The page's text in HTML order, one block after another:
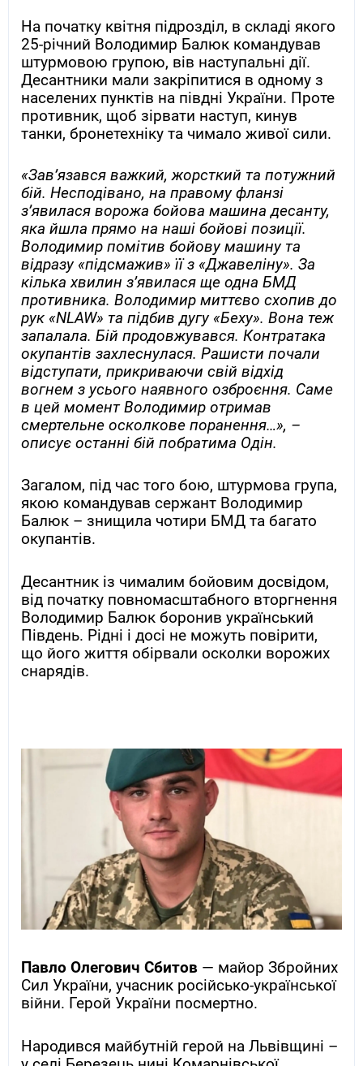
На початку квітня підрозділ, в складі якого
25-річний Володимир Балюк командував
штурмовою групою, вів наступальні дії.
Десантники мали закріпитися в одному з
населених пунктів на півдні України. Проте
противник, щоб зірвати наступ, кинув
танки, бронетехніку та чимало живої сили.
«Зав’язався важкий, жорсткий та потужний
бій. Несподівано, на правому фланзі
з’явилася ворожа бойова машина десанту,
яка йшла прямо на наші бойові позиції.
Володимир помітив бойову машину та
відразу «підсмажив» її з «Джавеліну». За
кілька хвилин з’явилася ще одна БМД
противника. Володимир миттєво схопив до
рук «NLAW» та підбив дугу «Беху». Вона теж
запалала. Бій продовжувався. Контратака
окупантів захлеснулася. Рашисти почали
відступати, прикриваючи свій відхід
вогнем з усього наявного озброєння. Саме
в цей момент Володимир отримав
смертельне осколкове поранення…», –
описує останні бій побратима Одін.
Загалом, під час того бою, штурмова група,
якою командував сержант Володимир
Балюк – знищила чотири БМД та багато
окупантів.
Десантник із чималим бойовим досвідом,
від початку повномасштабного вторгнення
Володимир Балюк боронив український
Південь. Рідні і досі не можуть повірити,
що його життя обірвали осколки ворожих
снарядів.
Павло Олегович Сбитов — майор Збройних
Сил України, учасник російсько-української
війни. Герой України посмертно.
Народився майбутній герой на Львівщині –